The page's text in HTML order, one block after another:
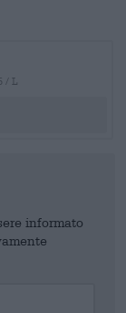
/ L
informato